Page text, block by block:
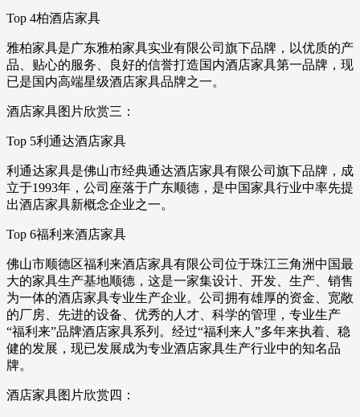
Top 4柏酒店家具
雅柏家具是广东雅柏家具实业有限公司旗下品牌，以优质的产
品、贴心的服务、良好的信誉打造国内酒店家具第一品牌，现
已是国内高端星级酒店家具品牌之一。
酒店家具图片欣赏三：
Top 5利通达酒店家具
利通达家具是佛山市经典通达酒店家具有限公司旗下品牌，成
立于1993年，公司座落于广东顺德，是中国家具行业中率先提
出酒店家具新概念企业之一。
Top 6福利来酒店家具
佛山市顺德区福利来酒店家具有限公司位于珠江三角洲中国最
大的家具生产基地顺德，这是一家集设计、开发、生产、销售
为一体的酒店家具专业生产企业。公司拥有雄厚的资金、宽敞
的厂房、先进的设备、优秀的人才、科学的管理，专业生产
“福利来”品牌酒店家具系列。经过“福利来人”多年来执着、稳
健的发展，现已发展成为专业酒店家具生产行业中的知名品
牌。
酒店家具图片欣赏四：